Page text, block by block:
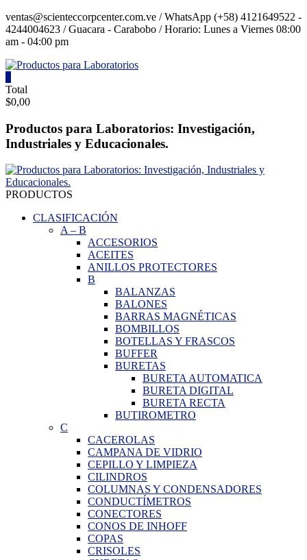
Saltar
contenido
ventas@scienteccorpcenter.com.ve / WhatsApp (+58) 4121649522 -
4244004623 / Guacara - Carabobo / Horario: Lunes a Viernes 08:00
am - 04:00 pm
Productos
para
Laboratorios
Investigación,
y
Educacionales.
Total
$0,00
Productos para Laboratorios: Investigación,
Industriales y Educacionales.
PRODUCTOS
CLASIFICACIÓN
A– B
ACCESORIOS
ACEITES
ANILLOS PROTECTORES
B
BALANZAS
BALONES
BARRAS MAGNÉTICAS
BOMBILLOS
BOTELLAS Y FRASCOS
BUFFER
BURETAS
BURETA AUTOMATICA
BURETA DIGITAL
BURETA RECTA
BUTIROMETRO
C
CACEROLAS
CAMPANA DE VIDRIO
CEPILLO Y LIMPIEZA
CILINDROS
COLUMNAS Y CONDENSADORES
CONDUCTÍMETROS
CONECTORES
CONOS DE INHOFF
COPAS
CRISOLES